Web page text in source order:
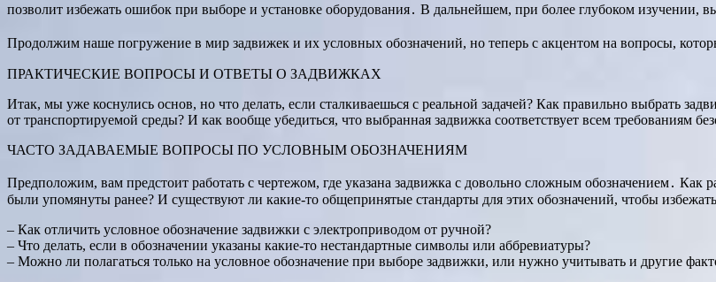
позволит избежать ошибок при выборе и установке оборудования․ В дальнейшем, при более глубоком изучении,
Продолжим наше погружение в мир задвижек и их условных обозначений, но теперь с акцентом на вопросы,
ПРАКТИЧЕСКИЕ ВОПРОСЫ И ОТВЕТЫ О ЗАДВИЖКАХ
Итак, мы уже коснулись основ, но что делать, если сталкиваешься с реальной задачей? Как правильно выбрать
от транспортируемой среды? И как вообще убедиться, что выбранная задвижка соответствует всем требованиям
ЧАСТО ЗАДАВАЕМЫЕ ВОПРОСЫ ПО УСЛОВНЫМ ОБОЗНАЧЕНИЯМ
Предположим, вам предстоит работать с чертежом, где указана задвижка с довольно сложным обозначением․
были упомянуты ранее? И существуют ли какие-то общепринятые стандарты для этих обозначений, чтобы
– Как отличить условное обозначение задвижки с электроприводом от ручной?
– Что делать, если в обозначении указаны какие-то нестандартные символы или аббревиатуры?
– Можно ли полагаться только на условное обозначение при выборе задвижки, или нужно учитывать и другие